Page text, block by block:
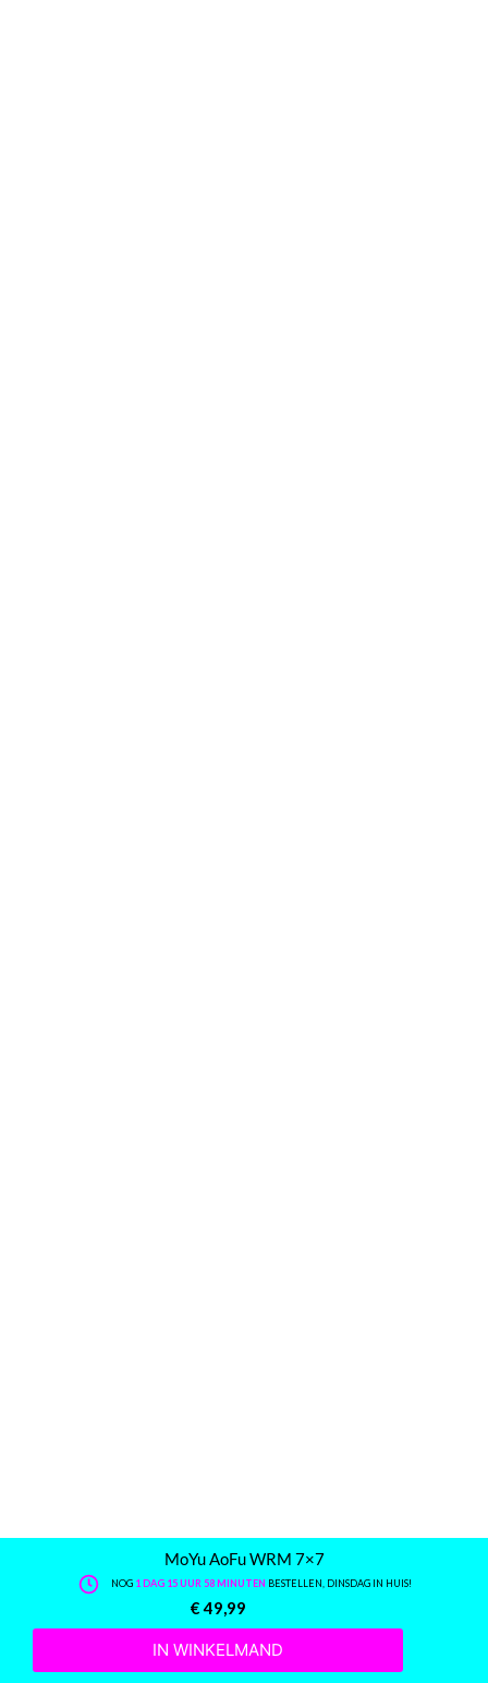
MoYu AoFu WRM 7×7
NOG 1 DAG 15 UUR 58 MINUTEN BESTELLEN, DINSDAG IN HUIS!
€49,99
IN WINKELMAND